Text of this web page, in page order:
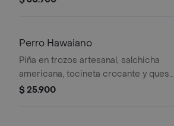
Perro Hawaiano
Piña en trozos artesanal, salchicha
americana, tocineta crocante y queso
mozzarella fundido.
$ 25.900